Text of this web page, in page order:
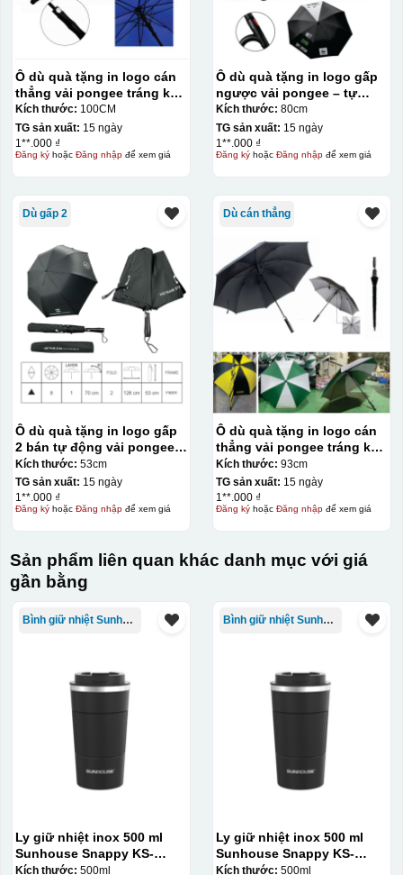
Ô dù quà tặng in logo cán
thẳng vải pongee tráng keo
đen R75cm KQ-OD02
Kích thước: 100CM
TG sản xuất: 15 ngày
1**.000 ₫
Đăng kýhoặc Đăng nhậpđể xem giá
Ô dù quà tặng in logo gấp
ngược vải pongee – tự
động 1 chiều R59cm KQ-
OD25
Kích thước: 80cm
TG sản xuất: 15 ngày
1**.000 ₫
Đăng kýhoặc Đăng nhậpđể xem giá
Dù gấp 2
Ô dù quà tặng in logo gấp
2 bán tự động vải pongee
tráng keo đen R70cm KQ-
OD09
Kích thước: 53cm
TG sản xuất: 15 ngày
1**.000 ₫
Đăng kýhoặc Đăng nhậpđể xem giá
Dù cán thẳng
Ô dù quà tặng in logo cán
thẳng vải pongee tráng keo
đen R70cm KQ-OD01
Kích thước: 93cm
TG sản xuất: 15 ngày
1**.000 ₫
Đăng kýhoặc Đăng nhậpđể xem giá
Sản phẩm liên quan khác danh mục với giá
gần bằng
Bình giữ nhiệt Sunhouse
Ly giữ nhiệt inox 500 ml
Sunhouse Snappy KS-
TU500S
Kích thước: 500ml
Bình giữ nhiệt Sunhouse
Ly giữ nhiệt inox 500 ml
Sunhouse Snappy KS-
TU500S
Kích thước: 500ml